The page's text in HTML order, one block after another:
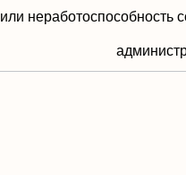
или неработоспособность